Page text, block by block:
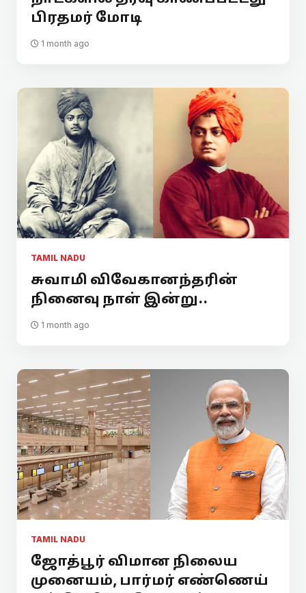
பிரதமர் மோடி
1 month ago
TAMIL NADU
சுவாமி விவேகானந்தரின்
நினைவு நாள் இன்று..
1 month ago
TAMIL NADU
ஜோத்பூர் விமான நிலைய
முனையம், பார்மர் எண்ணெய்